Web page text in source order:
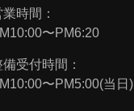
時間：
〜PM6:20
備受付時間：
〜PM5:00(当日)